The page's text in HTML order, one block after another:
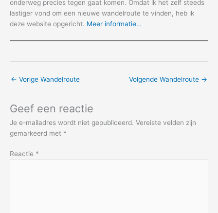
onderweg precies tegen gaat komen. Omdat ik het zelf steeds
lastiger vond om een nieuwe wandelroute te vinden, heb ik
deze website opgericht. Meer informatie…
← Vorige Wandelroute Volgende Wandelroute →
Geef een reactie
Je e-mailadres wordt niet gepubliceerd. Vereiste velden zijn
gemarkeerd met *
Reactie *